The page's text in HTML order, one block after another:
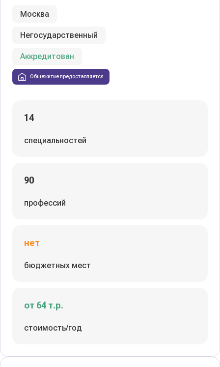
Москва
Негосударственный
Аккредитован
Общежитие предоставляется
14
специальностей
90
профессий
нет
бюджетных мест
от 64 т.р.
стоимость/год